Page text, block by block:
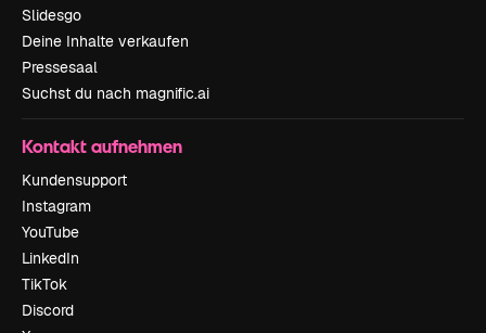
Slidesgo
Deine Inhalte verkaufen
Pressesaal
Suchst du nach magnific.ai
Kontakt aufnehmen
Kundensupport
Instagram
YouTube
LinkedIn
TikTok
Discord